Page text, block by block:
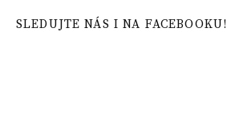
SLEDUJTE NÁS I NA FACEBOOKU!